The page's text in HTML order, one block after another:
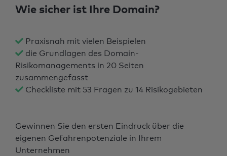
Wie sicher ist Ihre Domain?
Praxisnah mit vielen Beispielen
die Grundlagen des Domain-
Risikomanagements in 20 Seiten
zusammengefasst
Checkliste mit 53 Fragen zu 14 Risikogebieten
Gewinnen Sie den ersten Eindruck über die
eigenen Gefahrenpotenziale in Ihrem
Unternehmen